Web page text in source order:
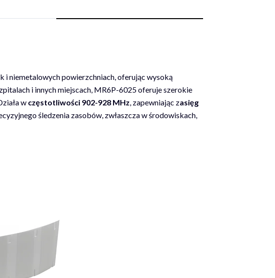
i niemetalowych powierzchniach, oferując wysoką
i innych miejscach, MR6P-6025 oferuje szerokie
w częstotliwości 902-928 MHz, zapewniając zasięg
śledzenia zasobów, zwłaszcza w środowiskach,